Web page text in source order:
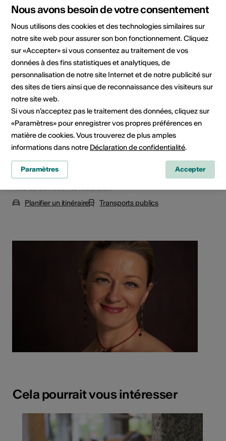
Concert
Lieu de l'événement
Rue de Savièse 16, 1950 Sion
Planifier un itinéraire
Transports publics
Cela pourrait vous intéresser
Nous avons besoin de votre consentement
Nous utilisons des cookies et des technologies similaires sur
notre site web pour assurer son bon fonctionnement. Cliquez
sur «Accepter» si vous consentez au traitement de vos
données à des fins statistiques et analytiques, de
personnalisation de notre site Internet et de notre publicité sur
des sites de tiers ainsi que de reconnaissance des visiteurs sur
notre site web.
Si vous n’acceptez pas le traitement des données, cliquez sur
«Paramètres» pour enregistrer vos propres préférences en
matière de cookies. Vous trouverez de plus amples
informations dans notre Déclaration de confidentialité.
Paramètres Accepter